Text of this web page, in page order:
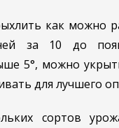
как можно
за 10 до
5°, можно
для лучшего
сортов